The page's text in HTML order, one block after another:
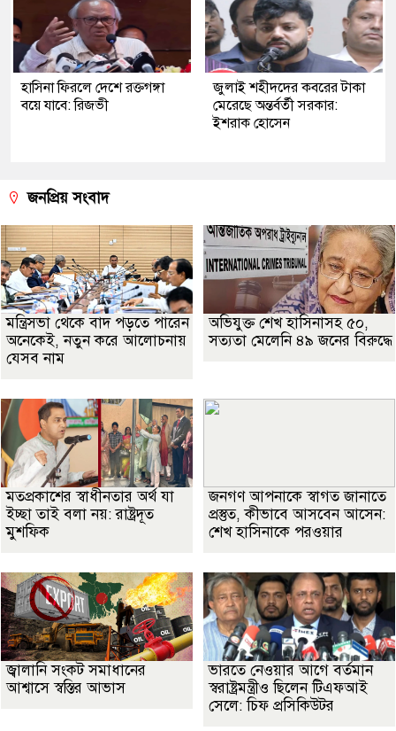
হাসিনা ফিরলে দেশে রক্তগঙ্গা
বয়ে যাবে: রিজভী
জুলাই শহীদদের কবরের টাকা
মেরেছে অন্তর্বর্তী সরকার:
ইশরাক হোসেন
জনপ্রিয় সংবাদ
মন্ত্রিসভা থেকে বাদ পড়তে পারেন
অনেকেই, নতুন করে আলোচনায়
যেসব নাম
অভিযুক্ত শেখ হাসিনাসহ ৫০,
সত্যতা মেলেনি ৪৯ জনের বিরুদ্ধে
মতপ্রকাশের স্বাধীনতার অর্থ যা
ইচ্ছা তাই বলা নয়: রাষ্ট্রদূত
মুশফিক
জনগণ আপনাকে স্বাগত জানাতে
প্রস্তুত, কীভাবে আসবেন আসেন:
শেখ হাসিনাকে পরওয়ার
জ্বালানি সংকট সমাধানের
আশ্বাসে স্বস্তির আভাস
ভারতে নেওয়ার আগে বর্তমান
স্বরাষ্ট্রমন্ত্রীও ছিলেন টিএফআই
সেলে: চিফ প্রসিকিউটর